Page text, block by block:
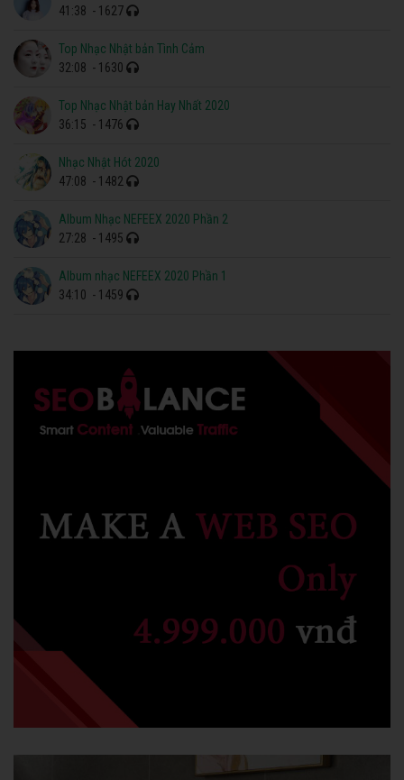
41:38 - 1627
Top Nhạc Nhật bản Tình Cảm
32:08 - 1630
Top Nhạc Nhật bản Hay Nhất 2020
36:15 - 1476
Nhạc Nhật Hót 2020
47:08 - 1482
Album Nhạc NEFEEX 2020 Phần 2
27:28 - 1495
Album nhạc NEFEEX 2020 Phần 1
34:10 - 1459